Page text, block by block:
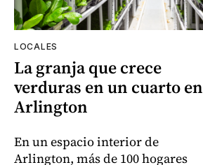
LOCALES
La granja que crece
verduras en un cuarto en
Arlington
En un espacio interior de
Arlington, más de 100 hogares